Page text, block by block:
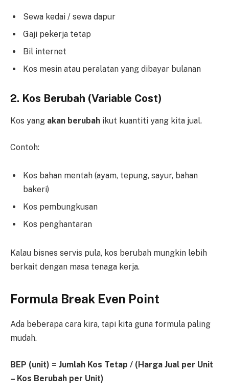
Sewa kedai / sewa dapur
Gaji pekerja tetap
Bil internet
Kos mesin atau peralatan yang dibayar bulanan
2. Kos Berubah (Variable Cost)
Kos yang akan berubah ikut kuantiti yang kita jual.
Contoh:
Kos bahan mentah (ayam, tepung, sayur, bahan
bakeri)
Kos pembungkusan
Kos penghantaran
Kalau bisnes servis pula, kos berubah mungkin lebih
berkait dengan masa tenaga kerja.
Formula Break Even Point
Ada beberapa cara kira, tapi kita guna formula paling
mudah.
BEP (unit) = Jumlah Kos Tetap / (Harga Jual per Unit
– Kos Berubah per Unit)